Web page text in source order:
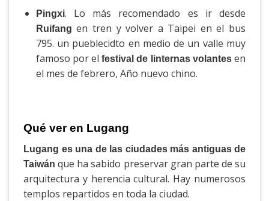
Pingxi. Lo más recomendado es ir desde
Ruifang en tren y volver a Taipei en el bus
795. un pueblecidto en medio de un valle muy
famoso por elfestival de linternas volantesen
el mes de febrero, Año nuevo chino.
Qué ver en Lugang
Lugang es una de las ciudades más antiguas de
Taiwán que ha sabido preservar gran parte de su
arquitectura y herencia cultural. Hay numerosos
templos repartidos en toda la ciudad.